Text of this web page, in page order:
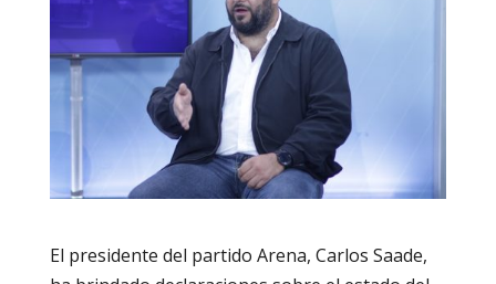
El presidente del partido Arena, Carlos Saade,